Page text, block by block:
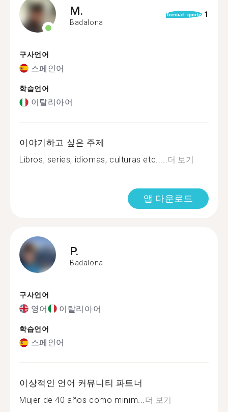
M.
Badalona
format_quote 1
구사언어
스페인어
학습언어
이탈리아어
이야기하고 싶은 주제
Libros, series, idiomas, culturas etc.....더 보기
앱 다운로드
P.
Badalona
구사언어
영어 이탈리아어
학습언어
스페인어
이상적인 언어 커뮤니티 파트너
Mujer de 40 años como minim...더 보기